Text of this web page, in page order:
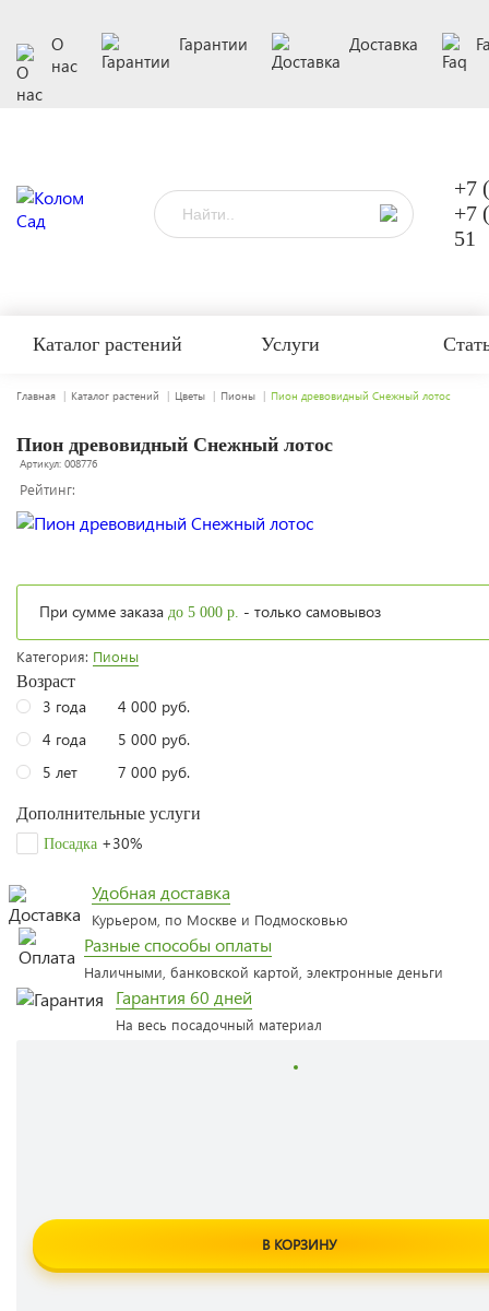
О
нас
Гарантии Доставка
+7
+7
51
Каталог растений Услуги
Главная Каталог растений Цветы Пионы Пион древовидный Снежный лотос
Пион древовидный Снежный лотос
Артикул: 008776
Рейтинг:
При сумме заказа до 5 000 р. - только самовывоз
Категория: Пионы
Возраст
3 года
4 000 руб.
4 года
5 000 руб.
5 лет
7 000 руб.
Дополнительные услуги
Посадка +30%
Удобная доставка
Курьером, по Москве и Подмосковью
Разные способы оплаты
Наличными, банковской картой, электронные деньги
Гарантия 60 дней
На весь посадочный материал
В КОРЗИНУ